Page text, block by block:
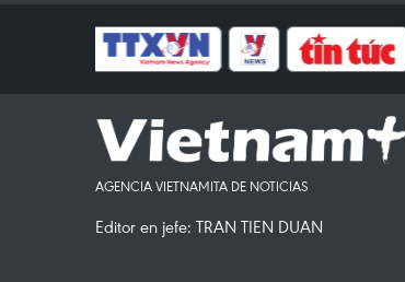
AGENCIA VIETNAMITA DE NOTICIAS
Editor en jefe: TRAN TIEN DUAN